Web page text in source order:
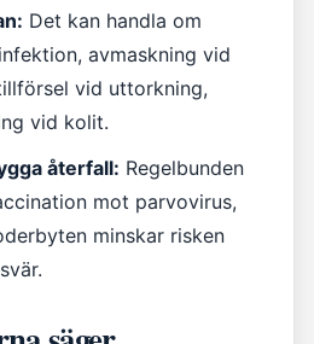
Det kan handla om
avmaskning vid
vid uttorkning,
vid kolit.
återfall: Regelbunden
mot parvovirus,
minskar risken